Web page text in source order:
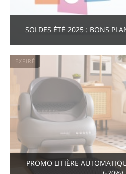
SOLDES ÉTÉ 2025 : BONS
EXPIRÉ
PROMO LITIÈRE